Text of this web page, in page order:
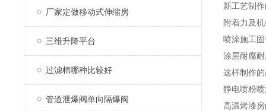
厂家定做移动式伸缩房
三维升降平台
过滤棉哪种比较好
管道泄爆阀单向隔爆阀
新工艺制
附着力及
喷涂施工
涂层耐腐
这样制作
静电喷粉
高温烤漆